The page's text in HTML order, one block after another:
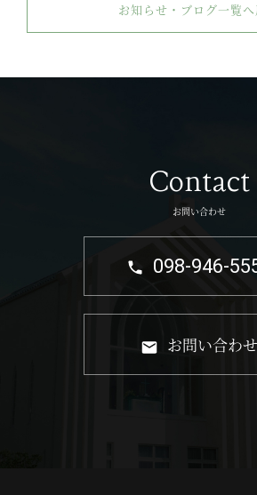
お知らせ・ブログ一覧へ
Contact
お問い合わせ
098-946-
お問い合わせ